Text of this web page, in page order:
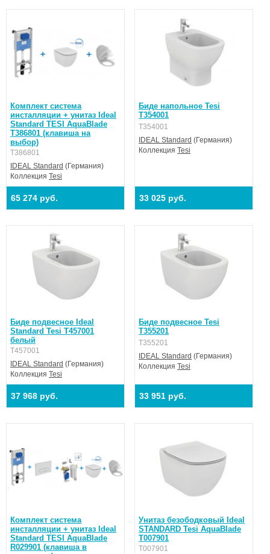
Комплект система
инсталляции + унитаз Ideal
Standard TESI AquaBlade
T386801 (клавиша на
выбор)
T386801
IDEAL Standard (Германия)
Коллекция Tesi
65 274 руб.
Биде напольное Tesi
T354001
T354001
IDEAL Standard (Германия)
КоллекцияTesi
33 025 руб.
Биде подвесное Ideal
Standard Tesi T457001
белый
T457001
IDEAL Standard (Германия)
Коллекция Tesi
37 968 руб.
Биде подвесное Tesi
T355201
T355201
IDEAL Standard (Германия)
КоллекцияTesi
33 951 руб.
Комплект система
инсталляции + унитаз Ideal
Standard TESI AquaBlade
R029901 (клавиша в
Унитаз безободковый Ideal
STANDARD Tesi AquaBlade
T007901
T007901